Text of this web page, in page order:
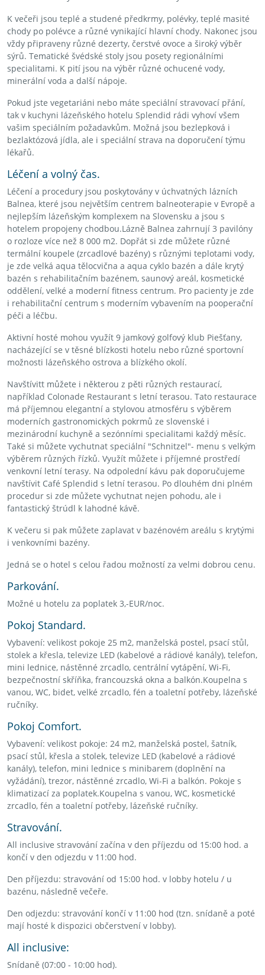
K večeři jsou teplé a studené předkrmy, polévky, teplé masité
chody po polévce a různé vynikající hlavní chody. Nakonec jsou
vždy připraveny různé dezerty, čerstvé ovoce a široký výběr
sýrů. Tematické švédské stoly jsou posety regionálními
specialitami. K pití jsou na výběr různé ochucené vody,
minerální voda a další nápoje.
Pokud jste vegetariáni nebo máte speciální stravovací přání,
tak v kuchyni lázeňského hotelu Splendid rádi vyhoví všem
vašim speciálním požadavkům. Možná jsou bezlepková i
bezlaktózová jídla, ale i speciální strava na doporučení týmu
lékařů.
Léčení a volný čas.
Léčení a procedury jsou poskytovány v úchvatných lázních
Balnea, které jsou největším centrem balneoterapie v Evropě a
nejlepším lázeňským komplexem na Slovensku a jsou s
hotelem propojeny chodbou.Lázně Balnea zahrnují 3 pavilóny
o rozloze více než 8 000 m2. Dopřát si zde můžete různé
termální koupele (zrcadlové bazény) s různými teplotami vody,
je zde velká aqua tělocvična a aqua cyklo bazén a dále krytý
bazén s rehabilitačním bazénem, saunový areál, kosmetické
oddělení, velké a moderní fitness centrum. Pro pacienty je zde
i rehabilitační centrum s moderním vybavením na pooperační
péči a léčbu.
Aktivní hosté mohou využít 9 jamkový golfový klub Piešťany,
nacházející se v těsné blízkosti hotelu nebo různé sportovní
možnosti lázeňského ostrova a blízkého okolí.
Navštívitt můžete i některou z pěti různých restaurací,
například Colonade Restaurant s letní terasou. Tato restaurace
má příjemnou elegantní a stylovou atmosféru s výběrem
moderních gastronomických pokrmů ze slovenské i
mezinárodní kuchyně a sezónními specialitami každý měsíc.
Také si můžete vychutnat speciální "Schnitzel"- menu s velkým
výběrem různých řízků. Využít můžete i příjemné prostředí
venkovní letní terasy. Na odpolední kávu pak doporučujeme
navštívit Café Splendid s letní terasou. Po dlouhém dni plném
procedur si zde můžete vychutnat nejen pohodu, ale i
fantastický štrúdl k lahodné kávě.
K večeru si pak můžete zaplavat v bazénovém areálu s krytými
i venkovními bazény.
Jedná se o hotel s celou řadou možností za velmi dobrou cenu.
Parkování.
Možné u hotelu za poplatek 3,-EUR/noc.
Pokoj Standard.
Vybavení: velikost pokoje 25 m2, manželská postel, psací stůl,
stolek a křesla, televize LED (kabelové a rádiové kanály), telefon,
mini lednice, nástěnné zrcadlo, centrální vytápění, Wi-Fi,
bezpečnostní skříňka, francouzská okna a balkón.Koupelna s
vanou, WC, bidet, velké zrcadlo, fén a toaletní potřeby, lázeňské
ručníky.
Pokoj Comfort.
Vybavení: velikost pokoje: 24 m2, manželská postel, šatník,
psací stůl, křesla a stolek, televize LED (kabelové a rádiové
kanály), telefon, mini lednice s minibarem (doplnění na
vyžádání), trezor, nástěnné zrcadlo, Wi-Fi a balkón. Pokoje s
klimatizací za poplatek.Koupelna s vanou, WC, kosmetické
zrcadlo, fén a toaletní potřeby, lázeňské ručníky.
Stravování.
All inclusive stravování začína v den příjezdu od 15:00 hod. a
končí v den odjezdu v 11:00 hod.
Den příjezdu: stravování od 15:00 hod. v lobby hotelu / u
bazénu, následně večeře.
Den odjezdu: stravování končí v 11:00 hod (tzn. snídaně a poté
mají hosté k dispozici občerstvení v lobby).
All inclusive:
Snídaně (07:00 - 10:00 hod).